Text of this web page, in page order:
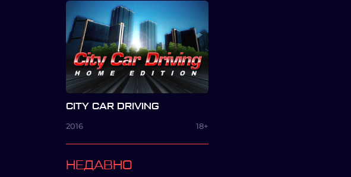
CITY CAR DRIVING
2016 18+
НЕДАВНО